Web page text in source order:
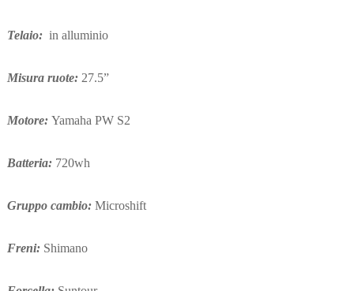
Telaio: in alluminio
Misura ruote: 27.5”
Motore: Yamaha PW S2
Batteria: 720wh
Gruppo cambio: Microshift
Freni: Shimano